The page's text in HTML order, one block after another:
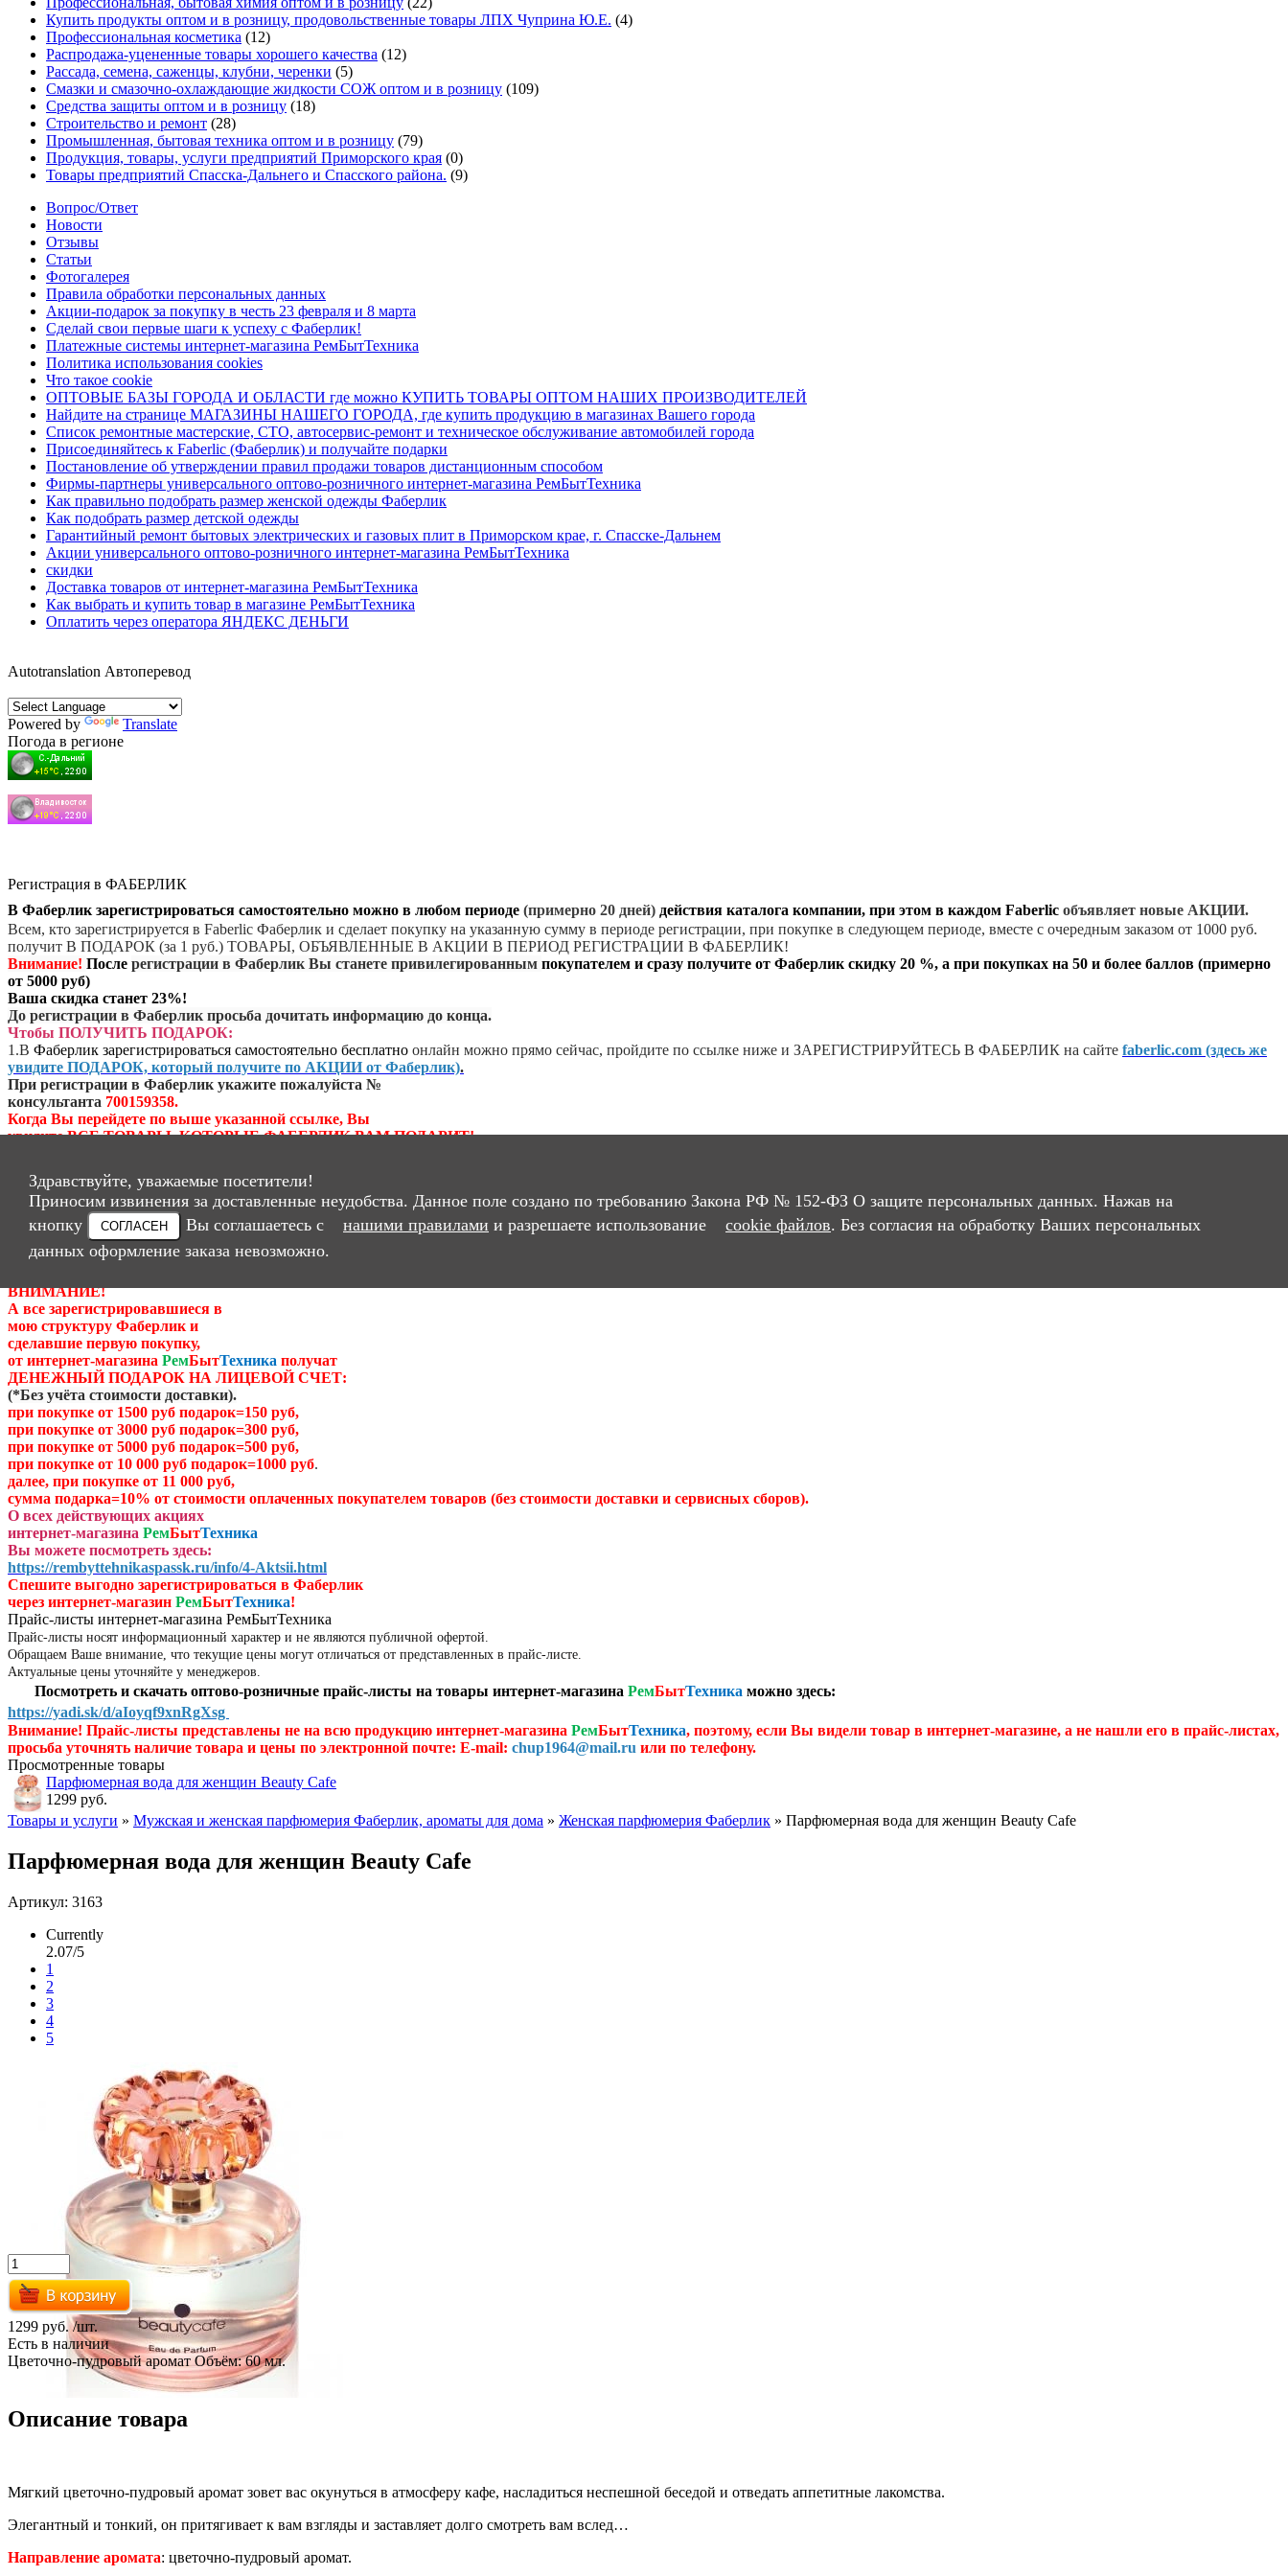
Купить продукты оптом и в розницу, продовольственные товары ЛПХ Чуприна Ю.Е. (4)
Профессиональная косметика (12)
Распродажа-уцененные товары хорошего качества (12)
Рассада, семена, саженцы, клубни, черенки (5)
Смазки и смазочно-охлаждающие жидкости СОЖ оптом и в розницу (109)
Средства защиты оптом и в розницу (18)
Строительство и ремонт (28)
Промышленная, бытовая техника оптом и в розницу (79)
Продукция, товары, услуги предприятий Приморского края (0)
Товары предприятий Спасска-Дальнего и Спасского района. (9)
Вопрос/Ответ
Новости
Отзывы
Статьи
Фотогалерея
Правила обработки персональных данных
Акции-подарок за покупку в честь 23 февраля и 8 марта
Сделай свои первые шаги к успеху с Фаберлик!
Платежные системы интернет-магазина РемБытТехника
Политика использования cookies
Что такое cookie
ОПТОВЫЕ БАЗЫ ГОРОДА И ОБЛАСТИ где можно КУПИТЬ ТОВАРЫ ОПТОМ НАШИХ ПРОИЗВОДИТЕЛЕЙ
Найдите на странице МАГАЗИНЫ НАШЕГО ГОРОДА, где купить продукцию в магазинах Вашего города
Список ремонтные мастерские, СТО, автосервис-ремонт и техническое обслуживание автомобилей города
Присоединяйтесь к Faberlic (Фаберлик) и получайте подарки
Постановление об утверждении правил продажи товаров дистанционным способом
Фирмы-партнеры универсального оптово-розничного интернет-магазина РемБытТехника
Как правильно подобрать размер женской одежды Фаберлик
Как подобрать размер детской одежды
Гарантийный ремонт бытовых электрических и газовых плит в Приморском крае, г. Спасске-Дальнем
Акции универсального оптово-розничного интернет-магазина РемБытТехника
скидки
Доставка товаров от интернет-магазина РемБытТехника
Как выбрать и купить товар в магазине РемБытТехника
Оплатить через оператора ЯНДЕКС ДЕНЬГИ
Autotranslation Автоперевод
Powered by
Translate
Погода в регионе
Регистрация в ФАБЕРЛИК
В Фаберлик зарегистрироваться самостоятельно можно в любом периоде (примерно 20 дней) действия каталога компании, при этом в каждом Faberlic объявляет новые АКЦИИ.
Всем, кто зарегистрируется в Faberlic Фаберлик и сделает покупку на указанную сумму в периоде регистрации, при покупке в следующем периоде, вместе с очередным заказом от 1000 руб.
получит В ПОДАРОК (за 1 руб.) ТОВАРЫ, ОБЪЯВЛЕННЫЕ В АКЦИИ В ПЕРИОД РЕГИСТРАЦИИ В ФАБЕРЛИК!
Внимание! После регистрации в Фаберлик Вы станете привилегированным покупателем и сразу получите от Фаберлик скидку 20 %, а при покупках на 50 и более баллов (примерно
от 5000 руб)
Ваша скидка станет 23%!
До регистрации в Фаберлик просьба дочитать информацию до конца.
Чтобы ПОЛУЧИТЬ ПОДАРОК:
1.В Фаберлик зарегистрироваться самостоятельно бесплатно онлайн можно прямо сейчас, пройдите по ссылке ниже и ЗАРЕГИСТРИРУЙТЕСЬ В ФАБЕРЛИК на сайте faberlic.com (здесь же
увидите ПОДАРОК, который получите по АКЦИИ от Фаберлик).
При регистрации в Фаберлик укажите пожалуйста №
консультанта 700159358.
Когда Вы перейдете по выше указанной ссылке, Вы
увидите ВСЕ ТОВАРЫ, КОТОРЫЕ ФАБЕРЛИК ВАМ ПОДАРИТ!
В течение указанного периода
на указанную сумму (в каждом периоде суммы разные) *. (
КАК ПРАВИЛО (но не всегда), ЕСЛИ СДЕЛАЕТЕ ПОКУПКУ
НА СУММУ ОТ 1000 РУБ В ТЕЧЕНИЕ 24 ЧАСОВ
С МОМЕНТА РЕГИСТРАЦИИ В ФАБЕРЛИК,
ФАБЕРЛИК ДАРИТ ДОПОЛНИТЕЛЬНЫЙ ПОДАРОК!
ВНИМАНИЕ!
А все зарегистрировавшиеся в
мою структуру Фаберлик и
сделавшие первую покупку,
от интернет-магазина РемБытТехника получат
ДЕНЕЖНЫЙ ПОДАРОК НА ЛИЦЕВОЙ СЧЕТ:
(*Без учёта стоимости доставки).
при покупке от 1500 руб подарок=150 руб,
при покупке от 3000 руб подарок=300 руб,
при покупке от 5000 руб подарок=500 руб,
при покупке от 10 000 руб подарок=1000 руб.
далее, при покупке от 11 000 руб,
сумма подарка=10% от стоимости оплаченных покупателем товаров (без стоимости доставки и сервисных сборов).
О всех действующих акциях
интернет-магазина РемБытТехника
Вы можете посмотреть здесь:
https://rembyttehnikaspassk.ru/info/4-Aktsii.html
Спешите выгодно зарегистрироваться в Фаберлик
через интернет-магазин РемБытТехника!
Прайс-листы интернет-магазина РемБытТехника
Прайс-листы носят информационный характер и не являются публичной офертой.
Обращаем Ваше внимание, что текущие цены могут отличаться от представленных в прайс-листе.
Актуальные цены уточняйте у менеджеров.
Посмотреть и скачать оптово-розничные прайс-листы на товары интернет-магазина РемБытТехника можно здесь:
https://yadi.sk/d/aIoyqf9xnRgXsg
Внимание! Прайс-листы представлены не на всю продукцию интернет-магазина РемБытТехника, поэтому, если Вы видели товар в интернет-магазине, а не нашли его в прайс-листах,
просьба уточнять наличие товара и цены по электронной почте: E-mail: chup1964@mail.ru или по телефону.
Просмотренные товары
Парфюмерная вода для женщин Beauty Cafe
1299 руб.
Товары и услуги » Мужская и женская парфюмерия Фаберлик, ароматы для дома » Женская парфюмерия Фаберлик » Парфюмерная вода для женщин Beauty Cafe
Парфюмерная вода для женщин Beauty Cafe
Артикул: 3163
Currently
2.07/5
1
2
3
4
5
1299 руб./шт.
Есть в наличии
Цветочно-пудровый аромат Объём: 60 мл.
Описание товара
Мягкий цветочно-пудровый аромат зовет вас окунуться в атмосферу кафе, насладиться неспешной беседой и отведать аппетитные лакомства.
Элегантный и тонкий, он притягивает к вам взгляды и заставляет долго смотреть вам вслед…
Направление аромата: цветочно-пудровый аромат.
Здравствуйте, уважаемые посетители!
Приносим извинения за доставленные неудобства. Данное поле создано по требованию Закона РФ № 152-ФЗ О защите персональных данных. Нажав на
кнопку
СОГЛАСЕН Вы соглашаетесь с нашими правилами и разрешаете использование cookie файлов. Без согласия на обработку Ваших персональных
данных оформление заказа невозможно.